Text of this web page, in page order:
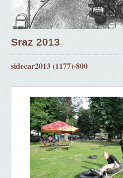
Sraz 2013
sidecar2013 (1177)-800